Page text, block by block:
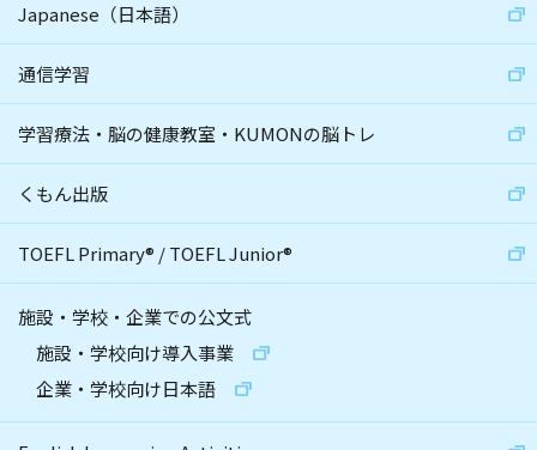
Japanese（日本語）
通信学習
学習療法・脳の健康教室・KUMONの脳トレ
くもん出版
TOEFL Primary® /TOEFL Junior®
施設・学校・企業での公文式
施設・学校向け導入事業
企業・学校向け日本語